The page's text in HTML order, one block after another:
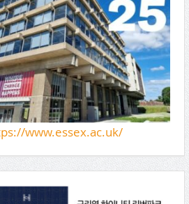
www.essex.ac.uk/